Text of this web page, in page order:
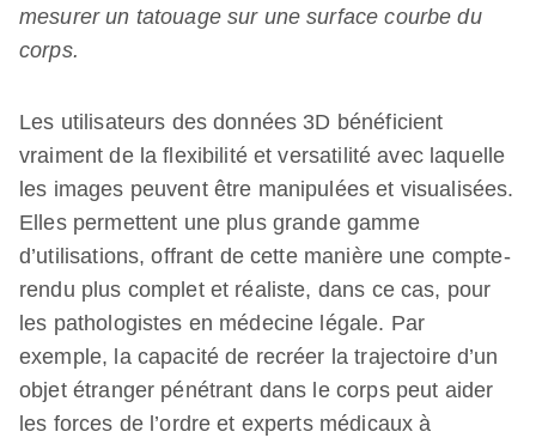
mesurer un tatouage sur une surface courbe du
corps.
Les utilisateurs des données 3D bénéficient
vraiment de la flexibilité et versatilité avec laquelle
les images peuvent être manipulées et visualisées.
Elles permettent une plus grande gamme
d’utilisations, offrant de cette manière une compte-
rendu plus complet et réaliste, dans ce cas, pour
les pathologistes en médecine légale. Par
exemple, la capacité de recréer la trajectoire d’un
objet étranger pénétrant dans le corps peut aider
les forces de l’ordre et experts médicaux à